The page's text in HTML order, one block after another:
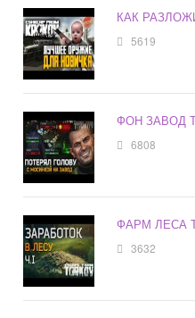
КАК
5619
ФОН ЗАВОД
6808
ФАРМ ЛЕСА
3632